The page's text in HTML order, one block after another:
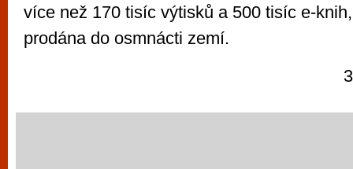
více než 170 tisíc výtisků a 500 tisíc e-
prodána do osmnácti zemí.